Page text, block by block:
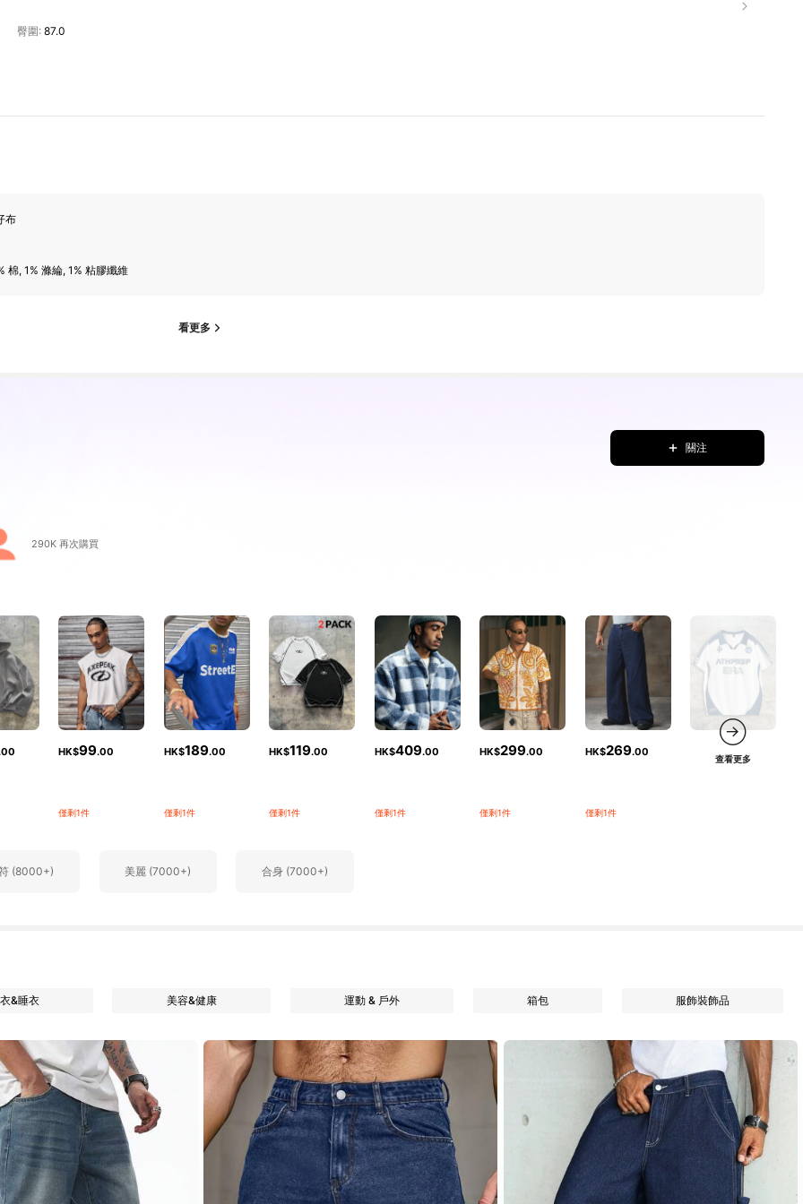
臀圍: 87.0
布
棉, 1% 滌綸, 1% 粘膠纖維
看更多
關注
290K 再次購買
HK$99.00
僅剩1件
HK$189.00
僅剩1件
HK$119.00
僅剩1件
HK$409.00
僅剩1件
HK$299.00
僅剩1件
HK$269.00
僅剩1件
查看更多
(8000+) 美麗 (7000+) 合身 (7000+)
&睡衣 美容&健康 運動 & 戶外 箱包 服飾裝飾品